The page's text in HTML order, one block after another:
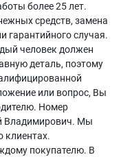
более 25 лет.
средств, замена
гарантийного случая.
человек должен
деталь, поэтому
или вопрос, Вы
Номер
Владимирович. Мы
клиентах.
покупателю. В